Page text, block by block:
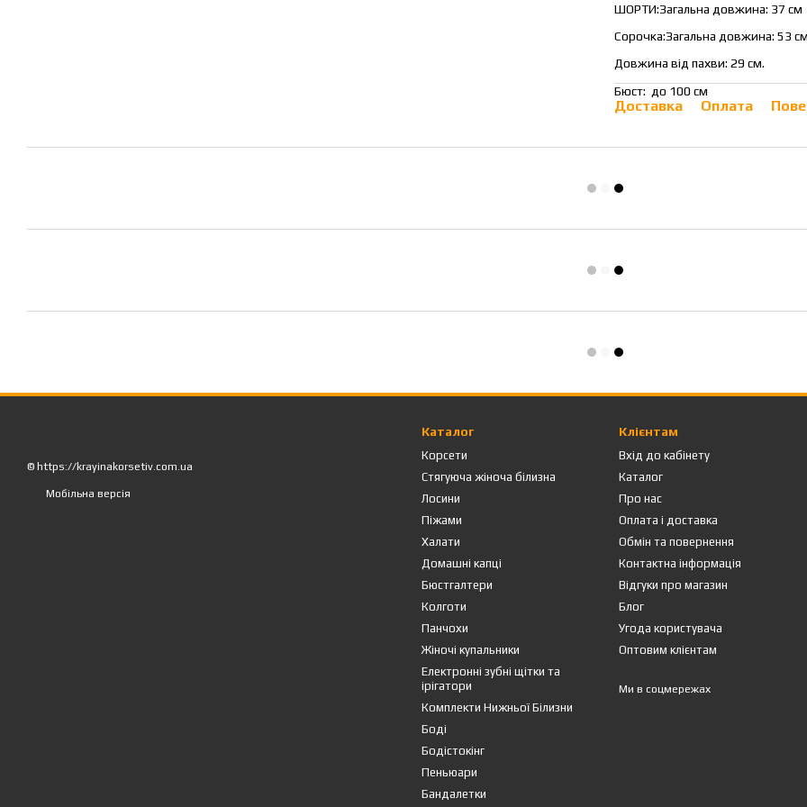
ШОРТИ:Загальна довжина: 37 см
Сорочка:Загальна довжина: 53
Довжина від пахви: 29 см.
Бюст: до 100 см
Доставка Оплата
© https://krayinakorsetiv.com.ua
Мобільна версія
Каталог
Корсети
Стягуюча жіноча білизна
Лосини
Піжами
Халати
Домашні капці
Бюстгалтери
Колготи
Панчохи
Жіночі купальники
Електронні зубні щітки та
ірігатори
Комплекти Нижньої Білизни
Боді
Бодістокінг
Пеньюари
Бандалетки
Клієнтам
Вхід до кабінету
Каталог
Про нас
Оплата і доставка
Обмін та повернення
Контактна інформація
Відгуки про магазин
Блог
Угода користувача
Оптовим клієнтам
Ми в соцмережах